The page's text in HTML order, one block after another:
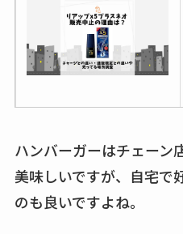
ハンバーガーはチェーン
美味しいですが、自宅で
のも良いですよね。